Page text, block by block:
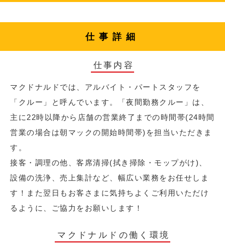
仕事詳細
仕事内容
マクドナルドでは、アルバイト・パートスタッフを
「クルー」と呼んでいます。「夜間勤務クルー」は、
主に22時以降から店舗の営業終了までの時間帯(24時間
営業の場合は朝マックの開始時間帯)を担当いただきま
す。
接客・調理の他、客席清掃(拭き掃除・モップがけ)、
設備の洗浄、売上集計など、幅広い業務をお任せしま
す！また翌日もお客さまに気持ちよくご利用いただけ
るように、ご協力をお願いします！
マクドナルドの働く環境